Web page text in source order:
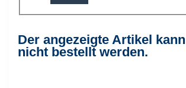
Der angezeigte Artikel
nicht bestellt werden.